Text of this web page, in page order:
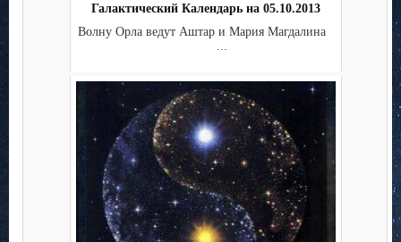
Галактический Календарь на 05.10.2013
Волну Орла ведут Аштар и Мария Магдалина
...